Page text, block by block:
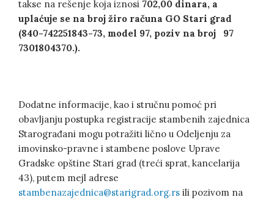
takse na rešenje koja iznosi 702,00 dinara, a
uplaćuje se na broj žiro računa GO Stari grad
(840-742251843-73, model 97, poziv na broj 97
7301804370.).
Dodatne informacije, kao i stručnu pomoć pri
obavljanju postupka registracije stambenih zajednica
Starograđani mogu potražiti lično u Odeljenju za
imovinsko-pravne i stambene poslove Uprave
Gradske opštine Stari grad (treći sprat, kancelarija
43), putem mejl adrese
stambenazajednica@starigrad.org.rs ili pozivom na